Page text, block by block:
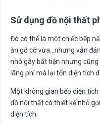
Sử dụng đồ nội thất
Đó có thể là một chiếc bếp
ăn gỗ cỡ vừa…nhưng vẫn
nhỏ gây bất tiện nhưng
lãng phí mà lại tốn diện tích
Một không gian bếp diện
đồ nội thất có thiết kế nhỏ
diện tích.